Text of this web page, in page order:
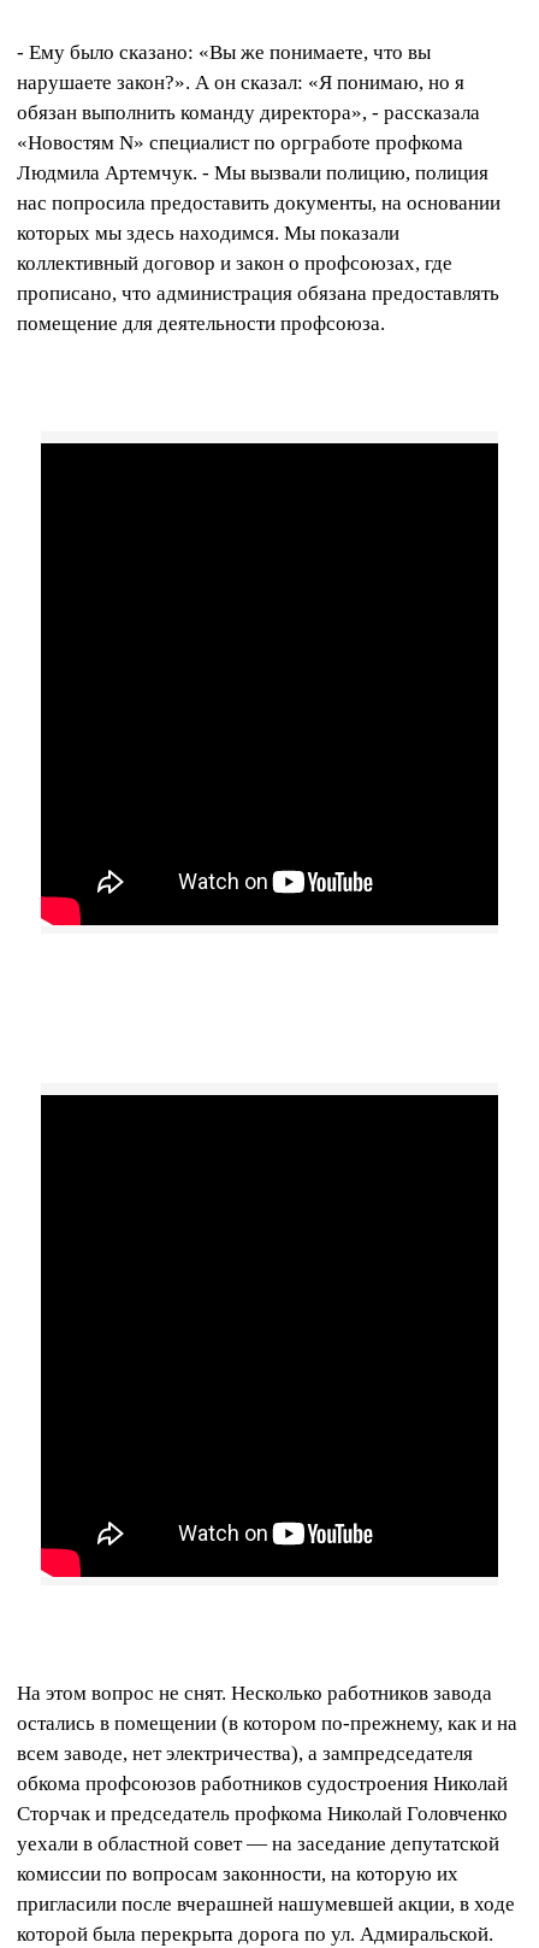
- Ему было сказано: «Вы же понимаете, что вы
нарушаете закон?». А он сказал: «Я понимаю, но я
обязан выполнить команду директора», - рассказала
«Новостям N» специалист по оргработе профкома
Людмила Артемчук. - Мы вызвали полицию, полиция
нас попросила предоставить документы, на основании
которых мы здесь находимся. Мы показали
коллективный договор и закон о профсоюзах, где
прописано, что администрация обязана предоставлять
помещение для деятельности профсоюза.
На этом вопрос не снят. Несколько работников завода
остались в помещении (в котором по-прежнему, как и на
всем заводе, нет электричества), а зампредседателя
обкома профсоюзов работников судостроения Николай
Сторчак и председатель профкома Николай Головченко
уехали в областной совет — на заседание депутатской
комиссии по вопросам законности, на которую их
пригласили после вчерашней нашумевшей акции, в ходе
которой была перекрыта дорога по ул. Адмиральской.